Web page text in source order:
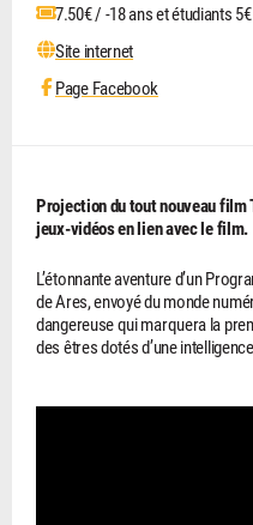
7.50€ / -18 ans et étudiants
Site internet
Page Facebook
Projection du tout nouveau film
jeux-vidéos en lien avec le film.
L’étonnante aventure d’un
de Ares, envoyé du monde
dangereuse qui marquera la
des êtres dotés d’une